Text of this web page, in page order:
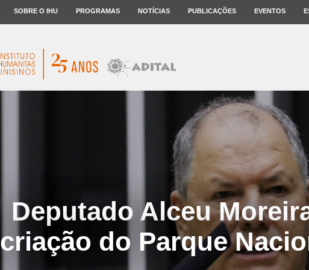
SOBRE O IHU PROGRAMAS NOTÍCIAS PUBLICAÇÕES EVENTOS
Deputado Alceu
criação do Parque